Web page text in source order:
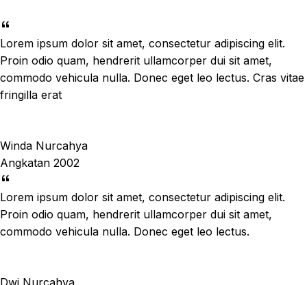
Lorem ipsum dolor sit amet, consectetur adipiscing elit.
Proin odio quam, hendrerit ullamcorper dui sit amet,
commodo vehicula nulla. Donec eget leo lectus. Cras vitae
fringilla erat
Winda Nurcahya
Angkatan 2002
Lorem ipsum dolor sit amet, consectetur adipiscing elit.
Proin odio quam, hendrerit ullamcorper dui sit amet,
commodo vehicula nulla. Donec eget leo lectus.
Dwi Nurcahya